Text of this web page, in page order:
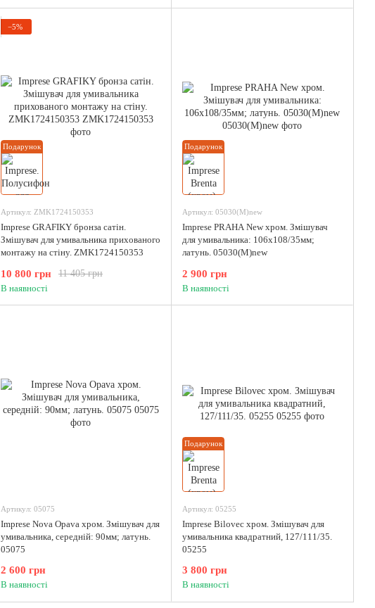
Подарунок
−5%
Артикул: ZMK1724150353
Imprese GRAFIKY бронза сатін.
Змішувач для умивальника прихованого
монтажу на стіну. ZMK1724150353
11 405 грн
10 800 грн
В наявності
Подарунок
Артикул: 05030(M)new
Imprese PRAHA New хром. Змішувач
для умивальника: 106x108/35мм;
латунь. 05030(M)new
2 900 грн
В наявності
Артикул: 05075
Imprese Nova Opava хром. Змішувач для
умивальника, середній: 90мм; латунь.
05075
2 600 грн
В наявності
Подарунок
Артикул: 05255
Imprese Bilovec хром. Змішувач для
умивальника квадратний, 127/111/35.
05255
3 800 грн
В наявності